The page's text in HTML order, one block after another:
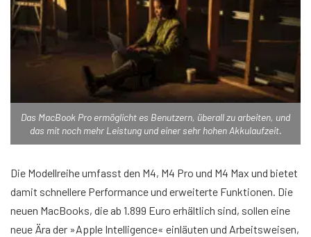
Das MacBook Pro ermöglicht es Benutzern, überall zu arbeiten, und
das mit noch mehr Leistung und einer sehr hohen Akkulaufzeit.
Die Modellreihe umfasst den M4, M4 Pro und M4 Max und bietet
damit schnellere Performance und erweiterte Funktionen. Die
neuen MacBooks, die ab 1.899 Euro erhältlich sind, sollen eine
neue Ära der »Apple Intelligence« einläuten und Arbeitsweisen,